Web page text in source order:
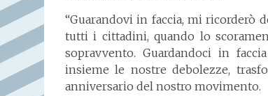
“Guarandovi in faccia, mi
tutti i cittadini, quando lo
sopravvento. Guardandoci in
insieme le nostre debolezze,
anniversario del nostro movimento.